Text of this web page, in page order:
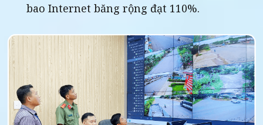
bao Internet băng rộng đạt 110%.